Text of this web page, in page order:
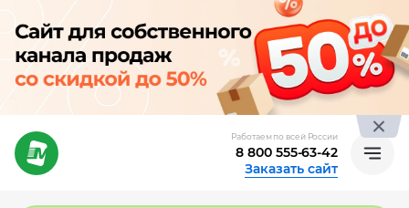
Работаем по всей России
8 800 555-63-42
Заказать сайт